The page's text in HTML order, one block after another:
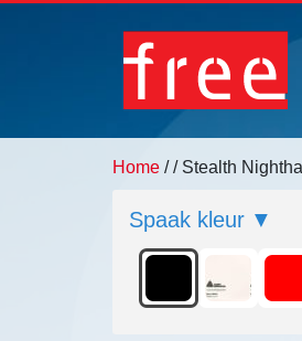
Home // Stealth
Spaak kleur